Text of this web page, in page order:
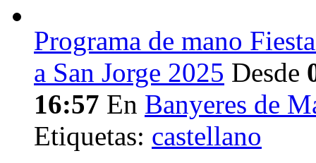
Programa de mano
a San Jorge 2025 Desde
16:57 En Banyeres de
Etiquetas: castellano